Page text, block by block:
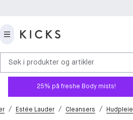
Søk i produkter og artikler
25% på freshe Body mists!
/ Estée Lauder / Cleansers / Hudpleie